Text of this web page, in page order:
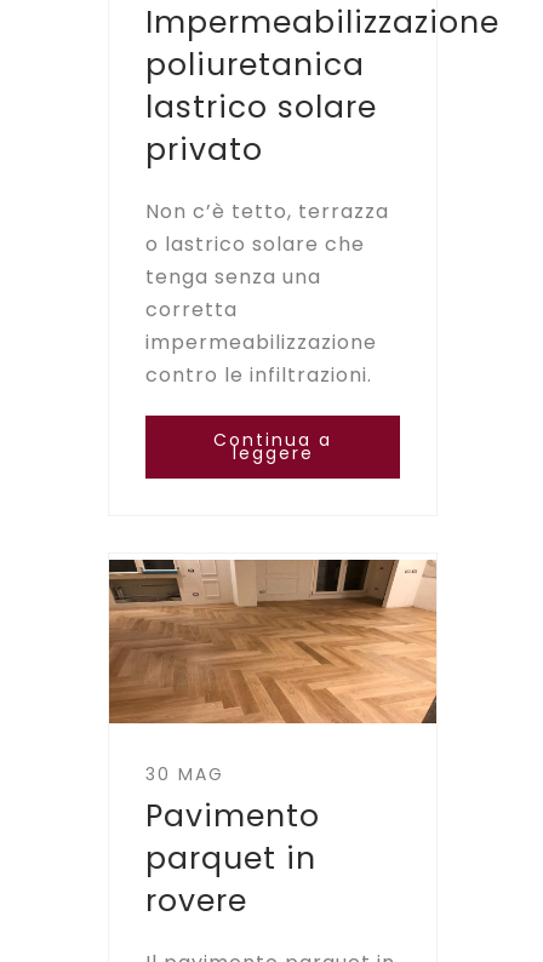
Impermeabilizzazione
poliuretanica
lastrico solare
privato
Non c’è tetto, terrazza
o lastrico solare che
tenga senza una
corretta
impermeabilizzazione
contro le infiltrazioni.
Continua a
leggere
30 MAG
Pavimento
parquet in
rovere